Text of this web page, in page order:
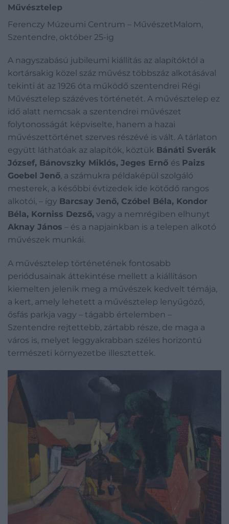
Művésztelep
Ferenczy Múzeumi Centrum – MűvészetMalom,
Szentendre, október 25-ig
A nagyszabású jubileumi kiállítás az alapítóktól a
kortársakig közel száz művész többszáz alkotásával
tekinti át az 1926 óta működő szentendrei Régi
Művésztelep százéves történetét. A művésztelep ez
idő alatt nemcsak a szentendrei művészet
folytonosságát képviselte, hanem a hazai
művészettörténet szerves részévé is vált. A tárlaton
együtt láthatóak az alapítók, köztük Bánáti Sverák
József, Bánovszky Miklós, Jeges Ernő és Paizs
Goebel Jenő, a számukra példaképül szolgáló
mesterek, a későbbi évtizedek ide kötődő rangos
alkotói, – így Barcsay Jenő, Czóbel Béla, Kondor
Béla, Korniss Dezső, vagy a nemrégiben elhunyt
Aknay János – és a napjainkban is a telepen alkotó
művészek munkái.
A művésztelep történetének fontosabb
periódusainak áttekintése mellett a kiállításon
kiemelten jelenik meg a művészek kedvelt témája,
a kert, amely lehetett a művésztelep lenyűgöző,
ősfás parkja vagy – tágabb értelemben –
Szentendre rejtettebb, zártabb része, de maga a
város is, melyet leggyakrabban széles horizontú
természeti környezetbe illesztettek.